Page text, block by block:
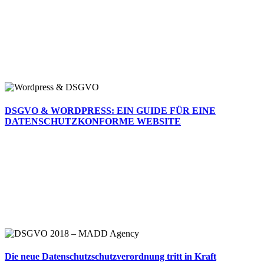
DSGVO & WORDPRESS: EIN GUIDE FÜR EINE
DATENSCHUTZKONFORME WEBSITE
Die neue Datenschutzschutzverordnung tritt in Kraft